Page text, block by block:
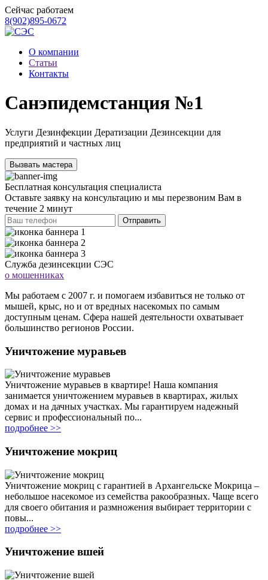
Сейчас работаем
8(902)895-0672
О компании
Статьи
Контакты
Санэпидемстанция №1
Услуги Дезинфекции Дератизации Дезинсекции для
предприятий и частных лиц
Вызвать мастера
Бесплатная консультация специалиста
Оставьте заявку на консультацию и мы перезвоним Вам в
течение 2 минут
Отправить
Служба дезинсекции СЭС
о мошенниках
Мы работаем с 2007 г. и помогаем избавиться не только от
мышей, крыс, но и от вредных насекомых по самым
доступным ценам. Сфера нашей деятельности охватывает
большинство регионов России.
Уничтожение муравьев
Уничтожение муравьев в квартире! Наша компания
занимается уничтожением муравьев в квартирах, жилых
домах и на дачных участках. Мы гарантируем надежный
сервис и профессиональный по...
подробнее >>
Уничтожение мокриц
Уничтожение мокриц с гарантией в Архангельске Мокрица –
небольшое насекомое из семейства ракообразных. Чаще всего
для своего обитания и размножения выбирает территории с
повы...
подробнее >>
Уничтожение вшей